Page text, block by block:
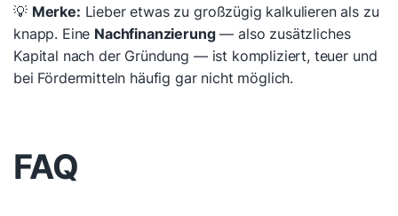
💡 Merke: Lieber etwas zu großzügig kalkulieren als zu
knapp. Eine Nachfinanzierung— also zusätzliches
Kapital nach der Gründung — ist kompliziert, teuer und
bei Fördermitteln häufig gar nicht möglich.
FAQ